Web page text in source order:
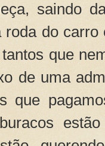
saindo
roda do
que
de uma
que